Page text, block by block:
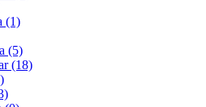
(1)
(5)
(18)